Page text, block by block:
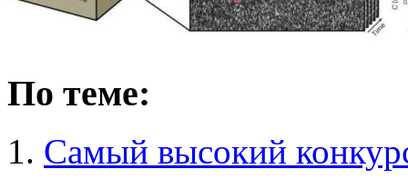
По теме:
Самый высокий